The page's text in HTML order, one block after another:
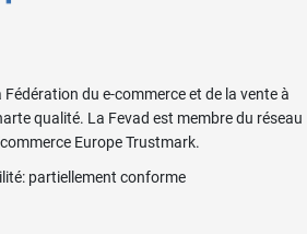
Fédération du e-commerce et de la vente à
qualité. La Fevad est membre du réseau
Europe Trustmark.
: partiellement conforme